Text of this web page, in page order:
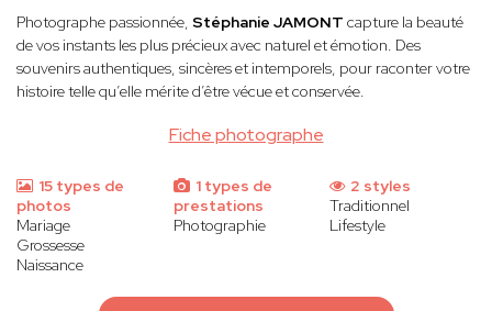
Fiche photographe
Photographe passionnée, Stéphanie JAMONT capture la beauté
de vos instants les plus précieux avec naturel et émotion. Des
souvenirs authentiques, sincères et intemporels, pour raconter votre
histoire telle qu’elle mérite d’être vécue et conservée.
15 types de
photos
Mariage
Grossesse
Naissance
1 types de
prestations
Photographie
2 styles
Traditionnel
Lifestyle